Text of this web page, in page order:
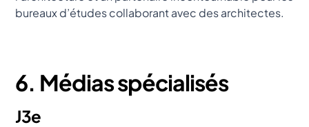
bureaux d’études collaborant avec des architectes.
6. Médias spécialisés
J3e